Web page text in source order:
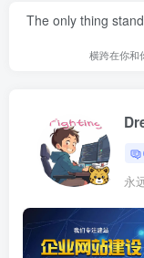
The only thing
横跨在你和
永